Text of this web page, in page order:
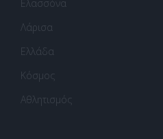
Ελασσόνα
Λάρισα
Ελλάδα
Κόσμος
Αθλητισμός